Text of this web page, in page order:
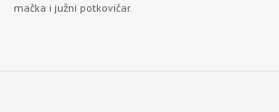
mačka i južni potkovičar.